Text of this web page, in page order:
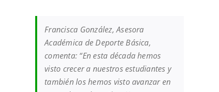
Francisca González, Asesora
Académica de Deporte Básica,
comenta: “En esta década hemos
visto crecer a nuestros estudiantes y
también los hemos visto avanzar en